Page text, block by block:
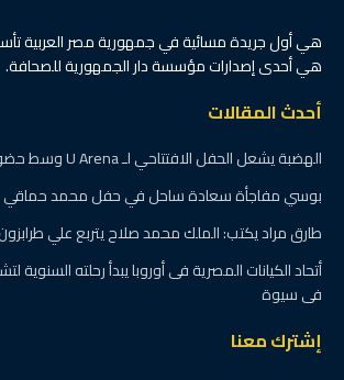
هي أحدى إصدارات مؤسسة دار الجمهورية للصحافة.
أحدث المقالات
الهضبة يشعل الحفل الافتتاحي لـ U Arena وسط حضور جماهيري
بوسي مفاجأة سعادة ساحل في حفل محمد حماقي
طارق مراد يكتب: الملك محمد صلاح يتربع علي
أتحاد الكيانات المصرية فى أوروبا يبدأ رحلته السنوية
فى سيوة
إشترك معنا